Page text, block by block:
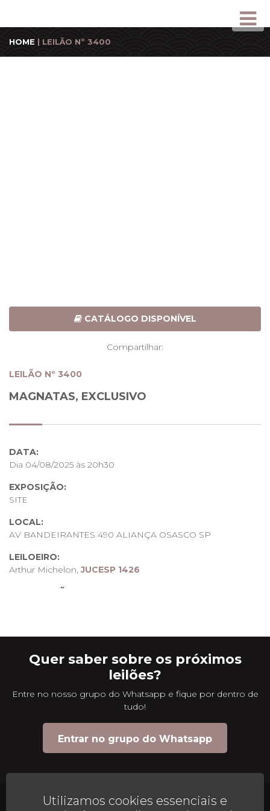
HOME | LEILÃO Nº 3400
CATÁLOGO DISPONÍVEL
Compartilhar:
LEILÃO Nº 3400
MAGNATAS, EXCLUSIVO
DATA:
Dia 04/08/2025 às 20h30
EXPOSIÇÃO:
SITE
LOCAL:
AV BANDEIRANTES 490 ALIANÇA OSASCO SP
LEILOEIRO:
Arthur Michelon,JUCESP 1426
INFORMAÇÕES:
Quer saber sobre os próximos
leilões?
Entre no nosso grupo do Whatsapp e fique por dentro de
tudo!
Entrar no grupo do Whatsapp
AJUDA
Utilizamos cookies essenciais e